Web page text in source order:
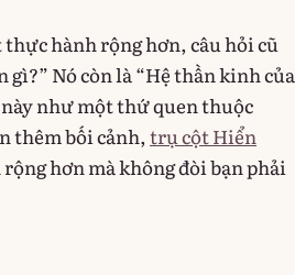
hành rộng hơn, câu hỏi cũ
Nó còn là “Hệ thần kinh của
như một thứ quen thuộc
thêm bối cảnh, trụ cột Hiển
hơn mà không đòi bạn phải